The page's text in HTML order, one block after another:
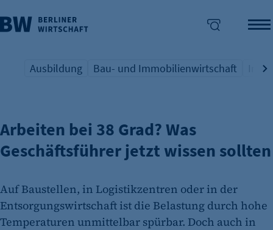
überspringen
Übersicht Schlagwort
Ausbildung
Übersicht Schlagwort
Bau- und Immobilienwirtschaft
HITZESCHUTZ IN UNTERNEHMEN
Arbeiten bei 38 Grad? Was
Geschäftsführer jetzt wissen sollten
Auf Baustellen, in Logistikzentren oder in der
Entsorgungswirtschaft ist die Belastung durch hohe
Temperaturen unmittelbar spürbar. Doch auch in